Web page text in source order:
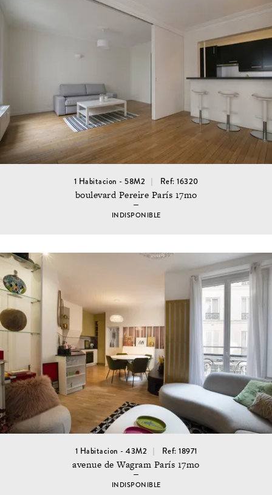
1 Habitacion - 58M2 Ref: 16320
boulevard Pereire París 17mo
INDISPONIBLE
1 Habitacion - 43M2 Ref: 18971
avenue de Wagram París 17mo
INDISPONIBLE